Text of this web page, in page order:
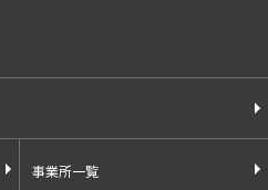
等に定める場合を除いて、ご本
することはございません。
保存、サーバー管理等の目的
事業所一覧